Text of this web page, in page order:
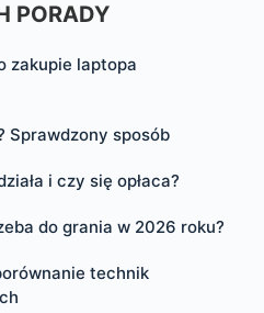
PORADY
zakupie laptopa
Sprawdzony sposób
i czy się opłaca?
do grania w 2026 roku?
technik